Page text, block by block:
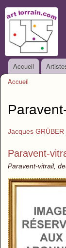
Menu principal
Accueil
Accueil
Jacques GRÜBER
Paravent-
Paravent-vitrail,